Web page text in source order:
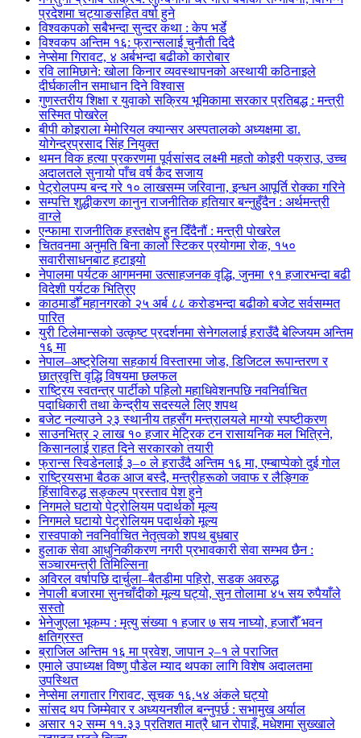
प्रदेशमा चट्याङसहित वर्षा हुने
विश्वकपको सबैभन्दा सुन्दर कथा : केप भर्डे
विश्वकप अन्तिम १६: फ्रान्सलाई चुनाैती दिदै
नेप्सेमा गिरावट, ४ अर्बभन्दा बढीको कारोबार
रवि लामिछाने: खोला किनार व्यवस्थापनको अस्थायी कठिनाइले
दीर्घकालीन समाधान दिने विश्वास
गुणस्तरीय शिक्षा र युवाको सक्रिय भूमिकामा सरकार प्रतिबद्ध : मन्त्री
सस्मित पोखरेल
बीपी कोइराला मेमोरियल क्यान्सर अस्पतालको अध्यक्षमा डा.
योगेन्द्रप्रसाद सिंह नियुक्त
थमन विक हत्या प्रकरणमा पूर्वसांसद लक्ष्मी महतो कोइरी पक्राउ, उच्च
अदालतले सुनायो पाँच वर्ष कैद सजाय
पेट्रोलपम्प बन्द गरे १० लाखसम्म जरिवाना, इन्धन आपूर्ति रोक्का गरिने
सम्पत्ति शुद्धीकरण कानुन राजनीतिक हतियार बन्नुहुँदैन : अर्थमन्त्री
वाग्ले
एन्फामा राजनीतिक हस्तक्षेप हुन दिँदैनौं : मन्त्री पोखरेल
चितवनमा अनुमति बिना कालो स्टिकर प्रयोगमा रोक, १५०
सवारीसाधनबाट हटाइयो
नेपालमा पर्यटक आगमनमा उत्साहजनक वृद्धि, जुनमा ९१ हजारभन्दा बढी
विदेशी पर्यटक भित्रिए
काठमाडौँ महानगरको २५ अर्ब ८८ करोडभन्दा बढीको बजेट सर्वसम्मत
पारित
युरी टिलेमान्सको उत्कृष्ट प्रदर्शनमा सेनेगललाई हराउँदै बेल्जियम अन्तिम
१६ मा
नेपाल–अष्ट्रेलिया सहकार्य विस्तारमा जोड, डिजिटल रूपान्तरण र
छात्रवृत्ति वृद्धि विषयमा छलफल
राष्ट्रिय स्वतन्त्र पार्टीको पहिलो महाधिवेशनपछि नवनिर्वाचित
पदाधिकारी तथा केन्द्रीय सदस्यले लिए शपथ
बजेट नल्याउने २३ स्थानीय तहसँग मन्त्रालयले माग्यो स्पष्टीकरण
साउनभित्र २ लाख १० हजार मेट्रिक टन रासायनिक मल भित्रिने,
किसानलाई राहत दिने सरकारको तयारी
फ्रान्स स्विडेनलाई ३–० ले हराउँदै अन्तिम १६ मा, एम्बाप्पेको दुई गोल
राष्ट्रियसभा बैठक आज बस्दै, मन्त्रीहरूको जवाफ र लैङ्गिक
हिंसाविरुद्ध सङ्कल्प प्रस्ताव पेश हुने
निगमले घटायो पेट्रोलियम पदार्थको मूल्य
निगमले घटायो पेट्रोलियम पदार्थको मूल्य
रास्वपाको नवनिर्वाचित नेतृत्वको शपथ बुधबार
हुलाक सेवा आधुनिकीकरण नगरी प्रभावकारी सेवा सम्भव छैन :
सञ्चारमन्त्री तिमिल्सिना
अविरल वर्षापछि दार्चुला–बैतडीमा पहिरो, सडक अवरुद्ध
नेपाली बजारमा सुनचाँदीको मूल्य घट्यो, सुन तोलामा ४५ सय रुपैयाँले
सस्तो
भेनेजुएला भूकम्प : मृत्यु संख्या १ हजार ७ सय नाघ्यो, हजारौँ भवन
क्षतिग्रस्त
ब्राजिल अन्तिम १६ मा प्रवेश, जापान २–१ ले पराजित
एमाले उपाध्यक्ष विष्णु पौडेल म्याद थपका लागि विशेष अदालतमा
उपस्थित
नेप्सेमा लगातार गिरावट, सूचक १६.५४ अंकले घट्यो
सांसद थप जिम्मेवार र अध्ययनशील बन्नुपर्छ : सभामुख अर्याल
असार १२ सम्म ११.३३ प्रतिशत मात्रै धान रोपाइँ, मधेशमा सुख्खाले